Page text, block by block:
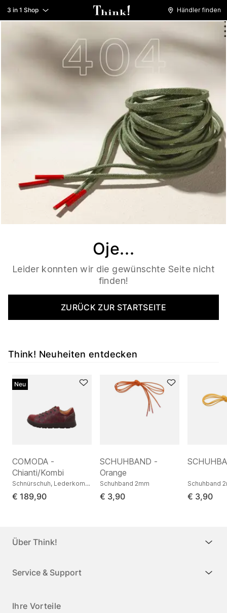
3 in 1 Shop Händler finden
Oje...
Leider konnten wir die gewünschte Seite nicht
finden!
ZURÜCK ZUR STARTSEITE
Think! Neuheiten entdecken
Neu
COMODA -
Chianti/Kombi
Schnürschuh, Lederkombination
€ 189,90
SCHUHBAND -
Orange
Schuhband 2mm
€ 3,90
Schuhband
€ 3,90
Über Think!
Service & Support
Ihre Vorteile